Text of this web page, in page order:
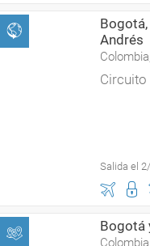
Andrés
Circuito
Salida el
Bogotá